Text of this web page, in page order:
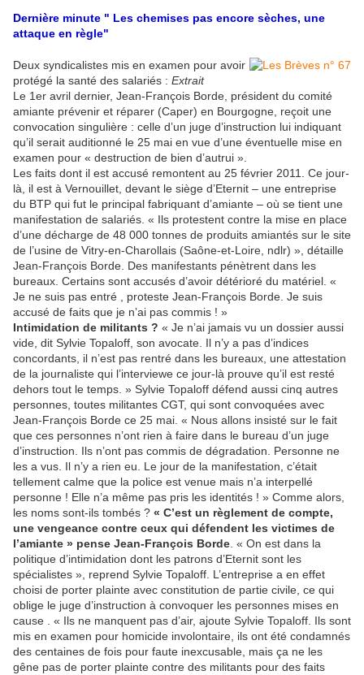
Dernière minute " Les chemises pas encore sèches, une
attaque en règle"
Deux syndicalistes mis en examen pour avoir
protégé la santé des salariés : Extrait
Le 1er avril dernier, Jean-François Borde, président du comité
amiante prévenir et réparer (Caper) en Bourgogne, reçoit une
convocation singulière : celle d’un juge d’instruction lui indiquant
qu’il serait auditionné le 25 mai en vue d’une éventuelle mise en
examen pour « destruction de bien d’autrui ».
Les faits dont il est accusé remontent au 25 février 2011. Ce jour-
là, il est à Vernouillet, devant le siège d’Eternit – une entreprise
du BTP qui fut le principal fabriquant d’amiante – où se tient une
manifestation de salariés. « Ils protestent contre la mise en place
d’une décharge de 48 000 tonnes de produits amiantés sur le site
de l’usine de Vitry-en-Charollais (Saône-et-Loire, ndlr) », détaille
Jean-François Borde. Des manifestants pénètrent dans les
bureaux. Certains sont accusés d’avoir détérioré du matériel. «
Je ne suis pas entré , proteste Jean-François Borde. Je suis
accusé de faits que je n’ai pas commis ! »
Intimidation de militants ? « Je n’ai jamais vu un dossier aussi
vide, dit Sylvie Topaloff, son avocate. Il n’y a pas d’indices
concordants, il n’est pas rentré dans les bureaux, une attestation
de la journaliste qui l’interviewe ce jour-là prouve qu’il est resté
dehors tout le temps. » Sylvie Topaloff défend aussi cinq autres
personnes, toutes militantes CGT, qui sont convoquées avec
Jean-François Borde ce 25 mai. « Nous allons insisté sur le fait
que ces personnes n’ont rien à faire dans le bureau d’un juge
d’instruction. Ils n’ont pas commis de dégradation. Personne ne
les a vus. Il n’y a rien eu. Le jour de la manifestation, c’était
tellement calme que la police est venue mais n’a interpellé
personne ! Elle n’a même pas pris les identités ! » Comme alors,
les noms sont-ils tombés ? « C’est un règlement de compte,
une vengeance contre ceux qui défendent les victimes de
l’amiante » pense Jean-François Borde . « On est dans la
politique d’intimidation dont les patrons d’Eternit sont les
spécialistes », reprend Sylvie Topaloff. L’entreprise a en effet
choisi de porter plainte avec constitution de partie civile, ce qui
oblige le juge d’instruction à convoquer les personnes mises en
cause . « Ils ne manquent pas d’air, ajoute Sylvie Topaloff. Ils sont
mis en examen pour homicide involontaire, ils ont été condamnés
des centaines de fois pour faute inexcusable, mais ça ne les
gêne pas de porter plainte contre des militants pour des faits